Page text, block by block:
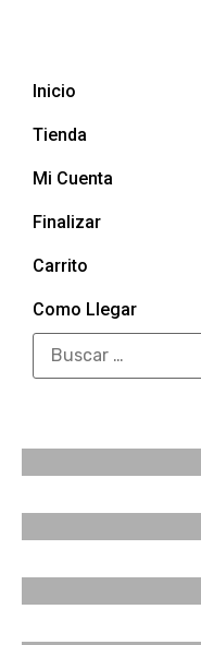
Inicio
Tienda
Mi Cuenta
Finalizar
Carrito
Como Llegar